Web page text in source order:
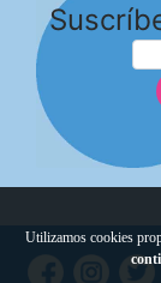
Utilizamos cookies